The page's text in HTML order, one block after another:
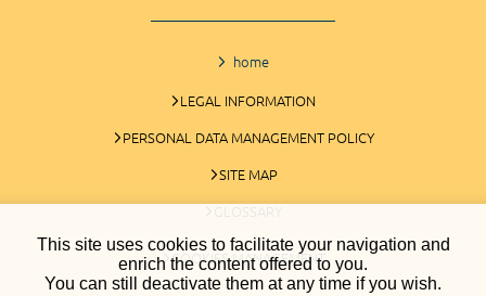
This site uses cookies to facilitate your navigation and
enrich the content offered to you.
You can still deactivate them at any time if you wish.
home
LEGAL INFORMATION
PERSONAL DATA MANAGEMENT POLICY
SITE MAP
GLOSSARY
COOKIES MANAGEMENT